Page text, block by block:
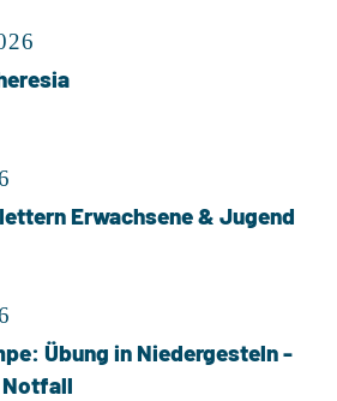
Erwachsene & Jugend
Übung in Niedergesteln -
Notfall